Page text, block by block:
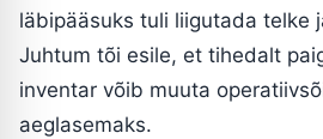
läbipääsuks tuli liigutada telke
Juhtum tõi esile, et tihedalt
inventar võib muuta
aeglasemaks.